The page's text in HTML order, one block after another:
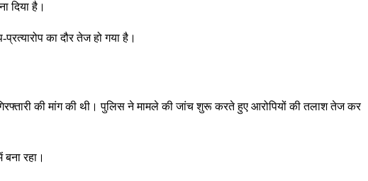
दिया है।
का दौर तेज हो गया है।
की मांग की थी। पुलिस ने मामले की जांच शुरू करते हुए आरोपियों की तलाश तेज कर
रहा।